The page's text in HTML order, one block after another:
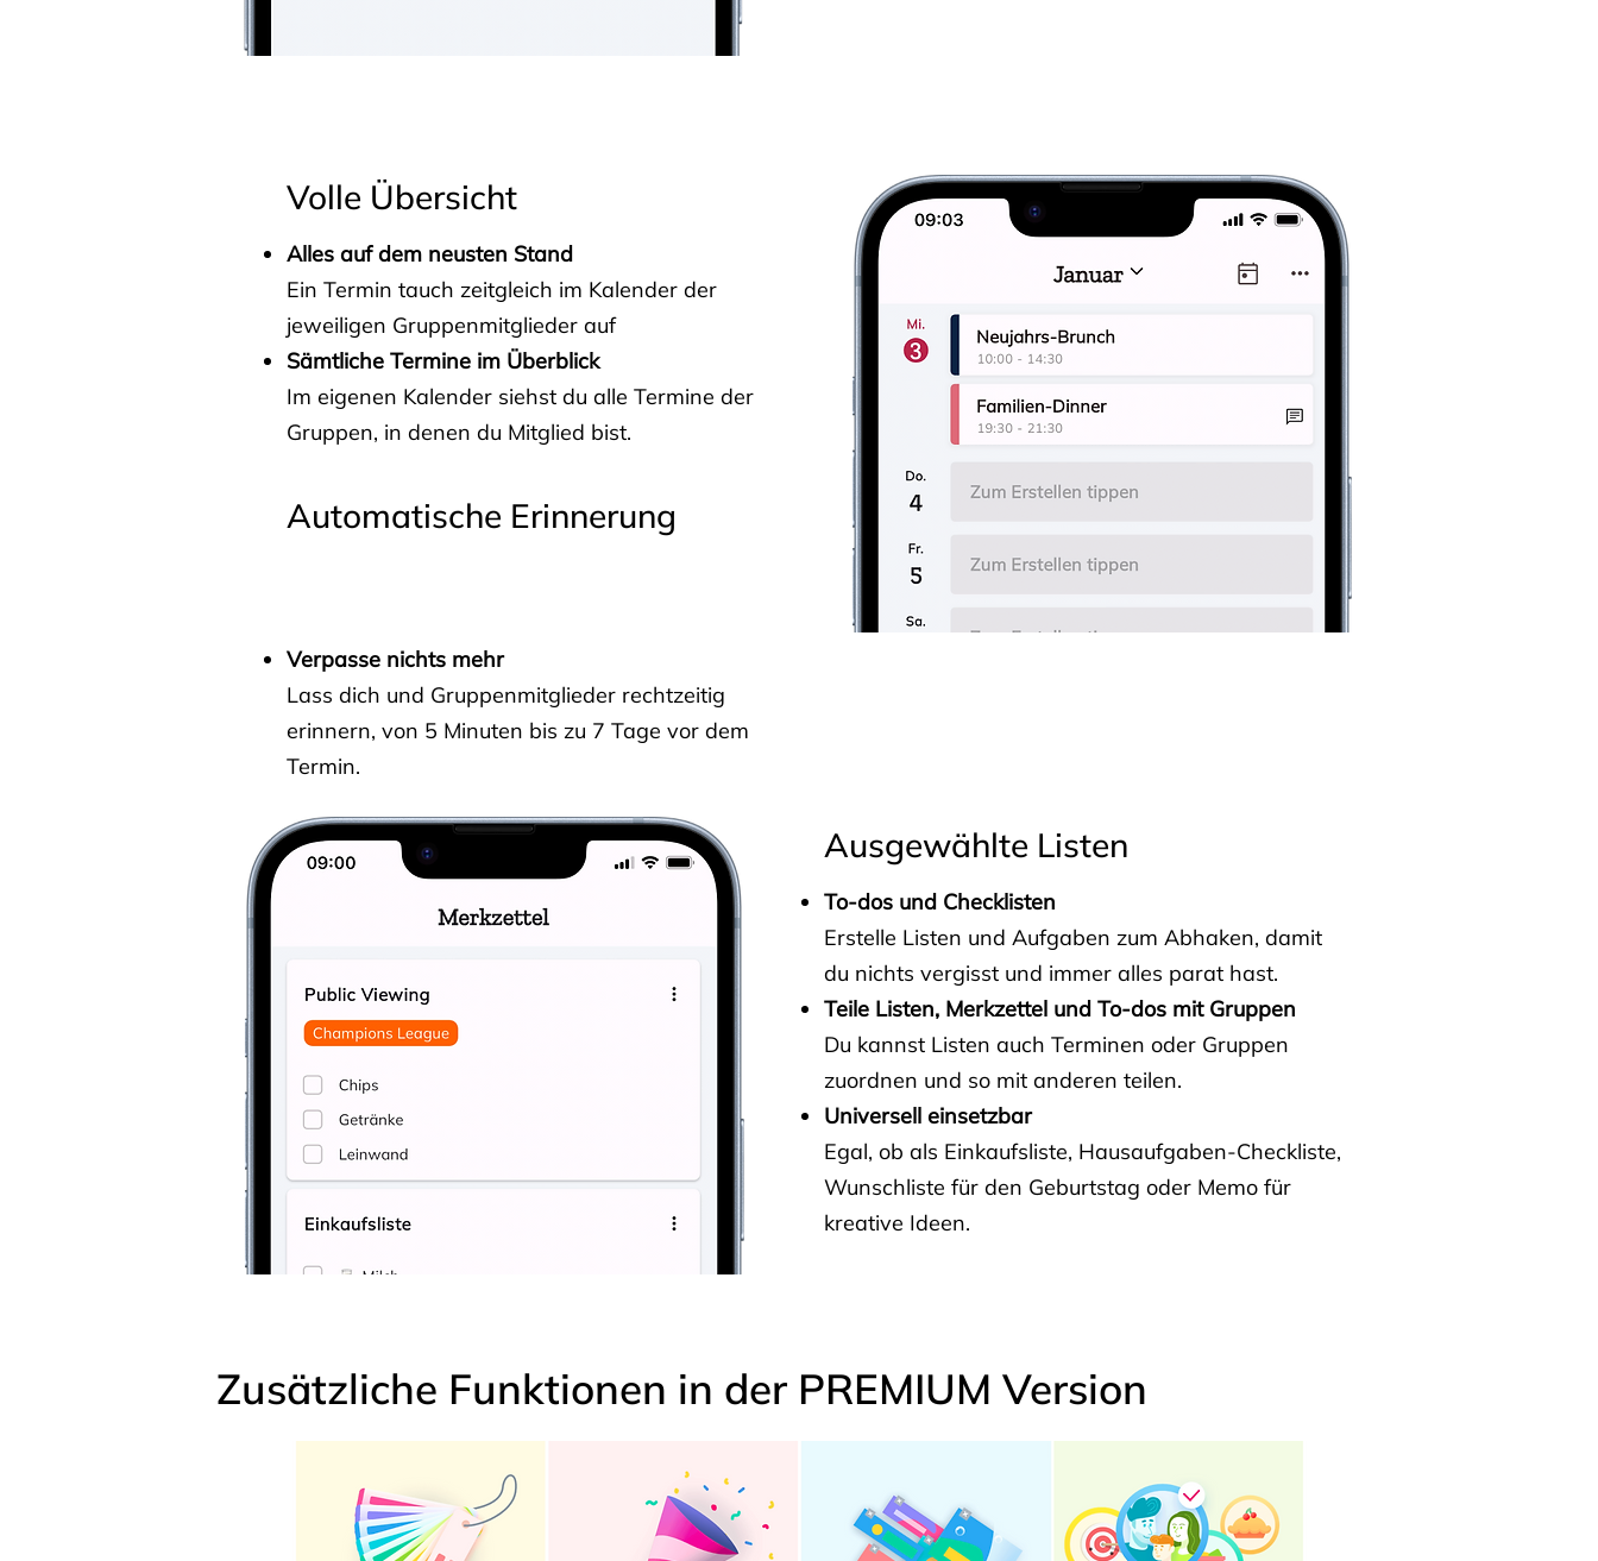
Volle Übersicht
Alles auf dem neusten Stand
Ein Termin tauch zeitgleich im Kalender der
jeweiligen Gruppenmitglieder auf
Sämtliche Termine im Überblick
Im eigenen Kalender siehst du alle Termine der
Gruppen, in denen du Mitglied bist.
Automatische Erinnerung
Verpasse nichts mehr
Lass dich und Gruppenmitglieder rechtzeitig
erinnern, von 5 Minuten bis zu 7 Tage vor dem
Termin.
Ausgewählte Listen
To-dos und Checklisten
Erstelle Listen und Aufgaben zum Abhaken, damit
du nichts vergisst und immer alles parat hast.
Teile Listen, Merkzettel und To-dos mit Gruppen
Du kannst Listen auch Terminen oder Gruppen
zuordnen und so mit anderen teilen.
Universell einsetzbar
Egal, ob als Einkaufsliste, Hausaufgaben-Checkliste,
Wunschliste für den Geburtstag oder Memo für
kreative Ideen.
Zusätzliche Funktionen in der PREMIUM Version